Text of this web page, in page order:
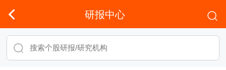
研报中心